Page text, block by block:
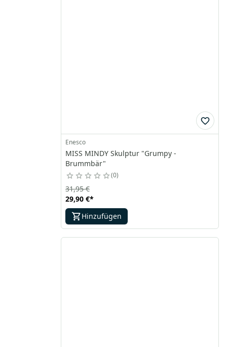
Enesco
MISS MINDY Skulptur "Grumpy -
Brummbär"
0
29,90 €*
31,95 €
Hinzufügen